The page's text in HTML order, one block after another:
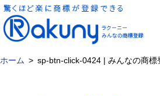
ホーム sp-btn-click-0424 | みんなの商標